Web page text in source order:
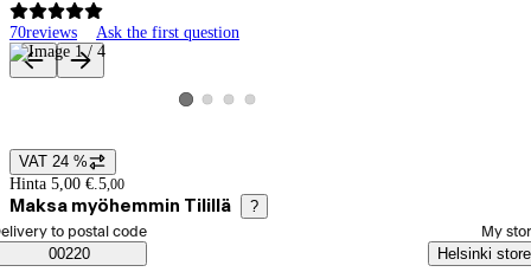
70reviews Ask the first question
Product images and videos
View product image 1
View product image 2
View product image 3
View product image 4
Price details
VAT 24 %
Hinta 5,00 €. 5,00
Maksa myöhemmin Tilillä ?
Saatavuustiedot
order method
to postal code
00220
My
Helsinki store